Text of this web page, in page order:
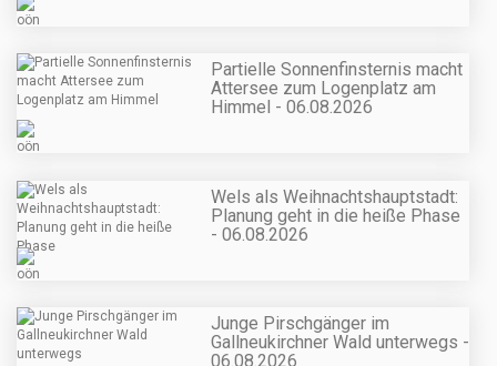
Partielle Sonnenfinsternis macht
Attersee zum Logenplatz am
Himmel - 06.08.2026
Wels als Weihnachtshauptstadt:
Planung geht in die heiße Phase
- 06.08.2026
Junge Pirschgänger im
Gallneukirchner Wald unterwegs -
06.08.2026